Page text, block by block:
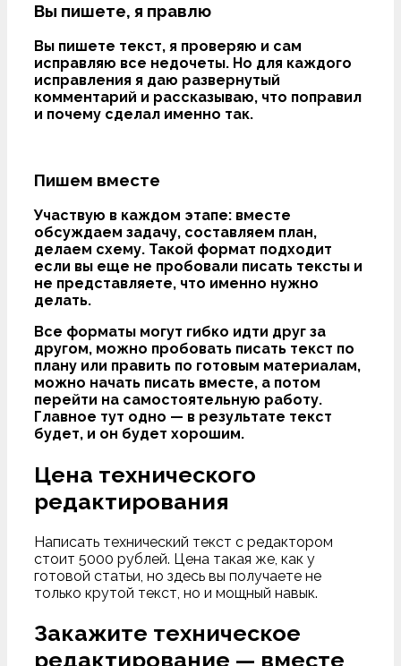
Вы пишете, я правлю
Вы пишете текст, я проверяю и сам
исправляю все недочеты. Но для каждого
исправления я даю развернутый
комментарий и рассказываю, что поправил
и почему сделал именно так.
Пишем вместе
Участвую в каждом этапе: вместе
обсуждаем задачу, составляем план,
делаем схему. Такой формат подходит
если вы еще не пробовали писать тексты и
не представляете, что именно нужно
делать.
Все форматы могут гибко идти друг за
другом, можно пробовать писать текст по
плану или править по готовым материалам,
можно начать писать вместе, а потом
перейти на самостоятельную работу.
Главное тут одно — в результате текст
будет, и он будет хорошим.
Цена технического
редактирования
Написать технический текст с редактором
стоит 5000 рублей. Цена такая же, как у
готовой статьи, но здесь вы получаете не
только крутой текст, но и мощный навык.
Закажите техническое
редактирование — вместе